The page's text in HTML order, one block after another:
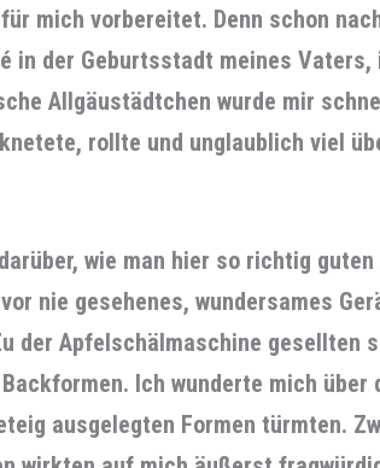
mich vorbereitet. Denn schon
in der Geburtsstadt meines Vaters,
Allgäustädtchen wurde mir
rollte und unglaublich viel
wie man hier so richtig guten
nie gesehenes, wundersames
der Apfelschälmaschine gesellten
Ich wunderte mich über
ausgelegten Formen türmten.